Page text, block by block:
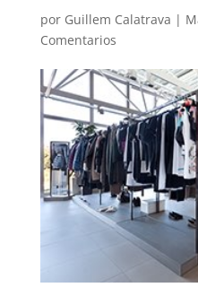
por Guillem Calatrava |
Comentarios